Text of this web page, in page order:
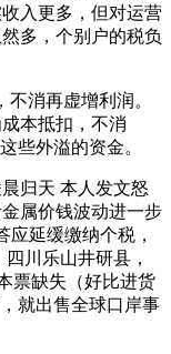
入更多，但对运营
多，个别户的税负
消再虚增利润。
本抵扣，不消
些外溢的资金。
归天 本人发文怒
属价钱波动进一步
应延缓缴纳个税，
川乐山井研县，
票缺失（好比进货
就出售全球口岸事